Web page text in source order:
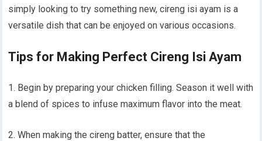
simply looking to try something new, cireng isi ayam is a
versatile dish that can be enjoyed on various occasions.
Tips for Making Perfect Cireng Isi Ayam
1. Begin by preparing your chicken filling. Season it well with
a blend of spices to infuse maximum flavor into the meat.
2. When making the cireng batter, ensure that the